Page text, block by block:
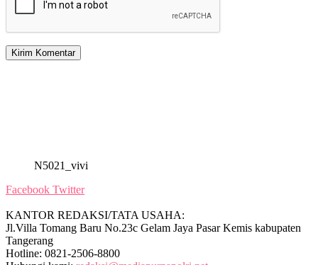
N5021_vivi
Facebook Twitter
KANTOR REDAKSI/TATA USAHA:
Jl.Villa Tomang Baru No.23c Gelam Jaya Pasar Kemis kabupaten
Tangerang
Hotline: 0821-2506-8800